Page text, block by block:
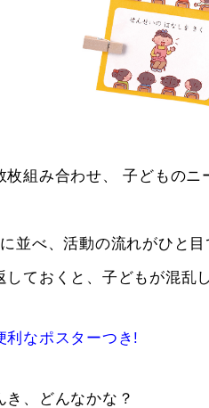
枚組み合わせ、 子どもの
並べ、活動の流れがひと
しておくと、子どもが混乱
なポスターつき!
き、どんなかな？